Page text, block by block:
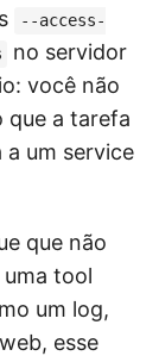
--access-
no servidor
você não
que a tarefa
a um service
que não
tool
um log,
esse